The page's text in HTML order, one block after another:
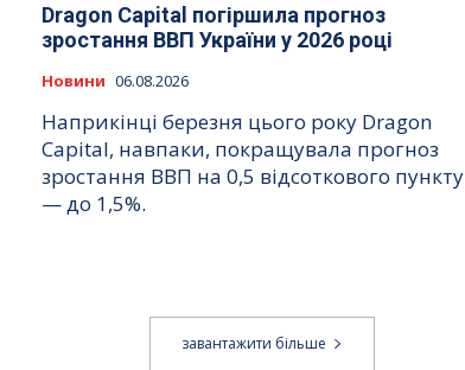
Dragon Capital погіршила прогноз
зростання ВВП України у 2026 році
Новини 06.08.2026
Наприкінці березня цього року Dragon
Capital, навпаки, покращувала прогноз
зростання ВВП на 0,5 відсоткового пункту
— до 1,5%.
завантажити більше